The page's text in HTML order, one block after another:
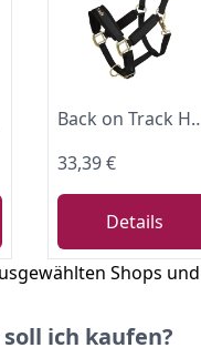
Back on
33,39 €
Details
Shops
ich kaufen?